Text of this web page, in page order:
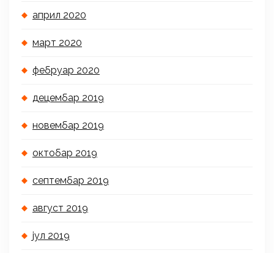
април 2020
март 2020
фебруар 2020
децембар 2019
новембар 2019
октобар 2019
септембар 2019
август 2019
јул 2019